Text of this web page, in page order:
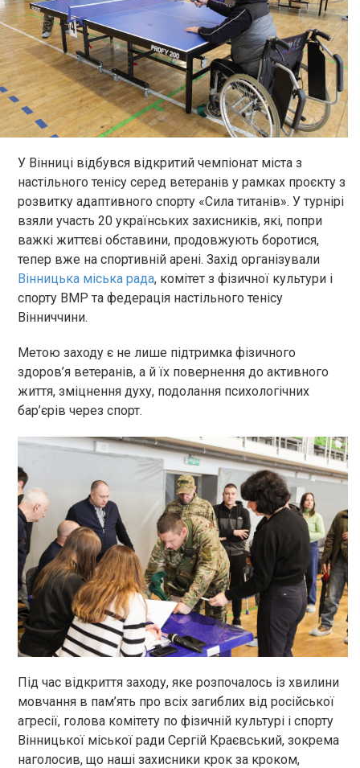
У Вінниці відбувся відкритий чемпіонат міста з
настільного тенісу серед ветеранів у рамках проєкту з
розвитку адаптивного спорту «Сила титанів». У турнірі
взяли участь 20 українських захисників, які, попри
важкі життєві обставини, продовжують боротися,
тепер вже на спортивній арені. Захід організували
Вінницька міська рада, комітет з фізичної культури і
спорту ВМР та федерація настільного тенісу
Вінниччини.
Метою заходу є не лише підтримка фізичного
здоров’я ветеранів, а й їх повернення до активного
життя, зміцнення духу, подолання психологічних
бар’єрів через спорт.
Під час відкриття заходу, яке розпочалось із хвилини
мовчання в пам’ять про всіх загиблих від російської
агресії, голова комітету по фізичній культурі і спорту
Вінницької міської ради Сергій Краєвський, зокрема
наголосив, що наші захисники крок за кроком,